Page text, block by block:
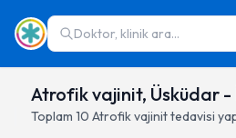
Doktor, klinik ara...
Atrofik vajinit, Üsküdar -
Toplam 10 Atrofik vajinittedavisi